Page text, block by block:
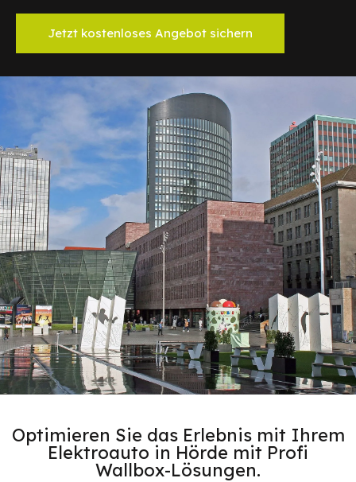
Jetzt kostenloses Angebot sichern
Optimieren Sie das Erlebnis mit Ihrem
Elektroauto in Hörde mit Profi
Wallbox-Lösungen.